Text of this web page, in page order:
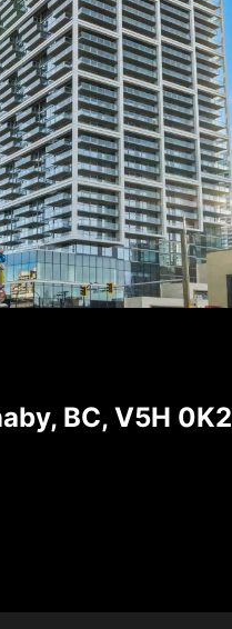
BC, V5H 0K2